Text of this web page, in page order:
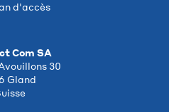
d'accès
Com SA
30
Gland